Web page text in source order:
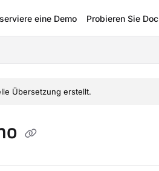
eine Demo Probieren Sie
Übersetzung erstellt.